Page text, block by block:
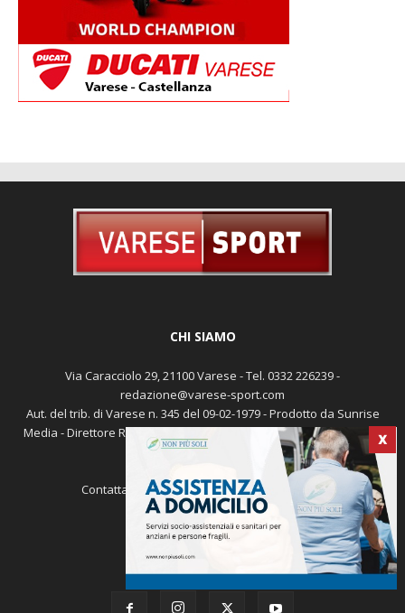
X
CHI SIAMO
Via Caracciolo 29, 21100 Varese - Tel. 0332 226239 -
redazione@varese-sport.com
Aut. del trib. di Varese n. 345 del 09-02-1979 - Prodotto da Sunrise
Media - Direttore Responsabile: Michele Marocco -Cookie policy
Pubblicità
Contattaci: redazione@varese-sport.com
SEGUICI